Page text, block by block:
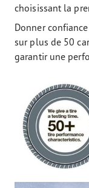
choisissant la
Donner
sur plus de 50
garantir une